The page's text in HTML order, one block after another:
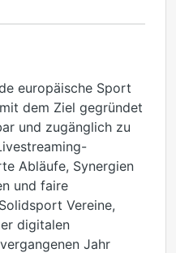
europäische Sport
dem Ziel gegründet
und zugänglich zu
Abläufe, Synergien
und faire
Vereine,
digitalen
Jahr